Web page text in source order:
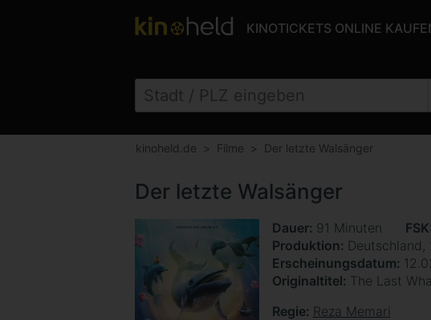
KINOTICKETS ONLINE
kinoheld.de Filme Der letzte Walsänger
Der letzte Walsänger
Dauer 91 Minuten FSK
Produktion Deutschland,
Erscheinungsdatum
Originaltitel The Last
Regie Reza Memari